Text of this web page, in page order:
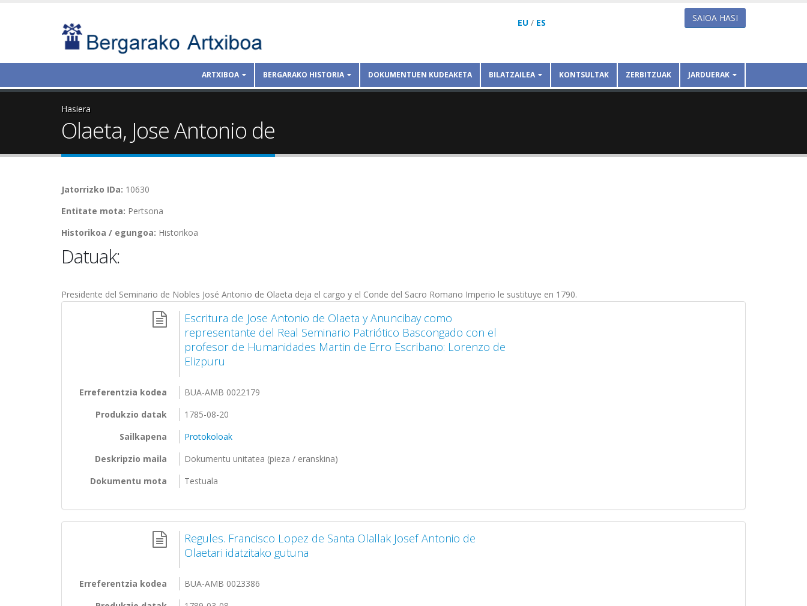
EU / ES SAIOA HASI
ARTXIBOA BERGARAKO HISTORIA DOKUMENTUEN KUDEAKETA BILATZAILEA KONTSULTAK ZERBITZUAK JARDUERAK
Hasiera
Olaeta, Jose Antonio de
Jatorrizko IDa: 10630
Entitate mota: Pertsona
Historikoa / egungoa: Historikoa
Datuak:
Presidente del Seminario de Nobles José Antonio de Olaeta deja el cargo y el Conde del Sacro Romano Imperio le sustituye en 1790.
Escritura de Jose Antonio de Olaeta y Anuncibay como
representante del Real Seminario Patriótico Bascongado con el
profesor de Humanidades Martin de Erro Escribano: Lorenzo de
Elizpuru
Erreferentzia kodea
BUA-AMB 0022179
Produkzio datak
1785-08-20
Sailkapena
Protokoloak
Deskripzio maila
Dokumentu unitatea (pieza / eranskina)
Dokumentu mota
Testuala
Regules. Francisco Lopez de Santa Olallak Josef Antonio de
Olaetari idatzitako gutuna
Erreferentzia kodea
BUA-AMB 0023386